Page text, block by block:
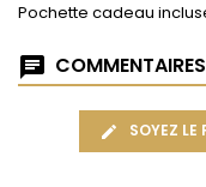
Pochette cadeau
SOYEZ LE